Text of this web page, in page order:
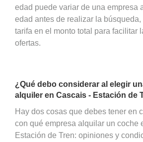
edad puede variar de una empresa
edad antes de realizar la
tarifa en el monto total para facilitar
ofertas.
¿Qué debo considerar al elegir
alquiler en Cascais - Estación de
Hay dos cosas que debes tener en
con qué empresa alquilar un coche
Estación de Tren: opiniones y